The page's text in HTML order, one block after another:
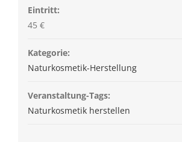
Eintritt:
45 €
Kategorie:
Naturkosmetik-Herstellung
Veranstaltung-Tags:
Naturkosmetik herstellen